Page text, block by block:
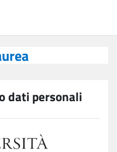
dati personali